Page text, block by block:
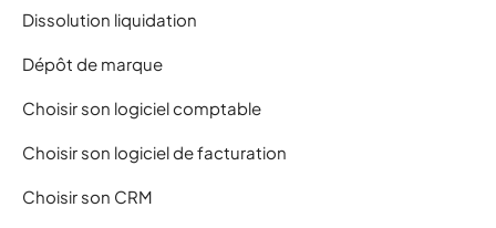
Dissolution liquidation
Dépôt de marque
Choisir son logiciel comptable
Choisir son logiciel de facturation
Choisir son CRM